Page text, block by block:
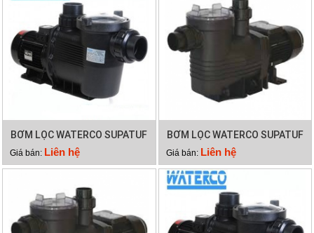
BƠM LỌC WATERCO SUPATUF
250
Giá bán: Liên hệ
BƠM LỌC WATERCO SUPATUF
200
Giá bán: Liên hệ